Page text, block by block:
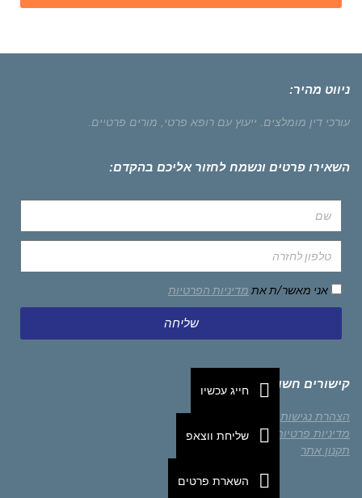
ניווט מהיר:
עורכי דין מומלצים. ייעוץ עם רופא פרטי, מורים פרטיים.
השאירו פרטים ונשמח לחזור אליכם בהקדם:
אני מאשר/ת את מדיניות הפרטיות
שליחה
קישורים חשובים
הצהרת נגישות
מדיניות פרטיות
תקנון אתר
חייג עכשיו
שליחת ווצאפ
השארת פרטים